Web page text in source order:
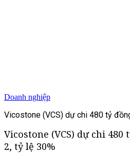
Doanh nghiệp
Vicostone (VCS) dự chi 480 tỷ
Vicostone (VCS) dự chi
2, tỷ lệ 30%